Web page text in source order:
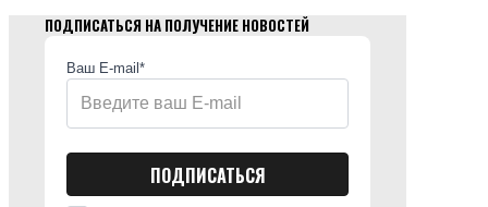
ПОДПИСАТЬСЯ НА ПОЛУЧЕНИЕ НОВОСТЕЙ
Ваш E-mail*